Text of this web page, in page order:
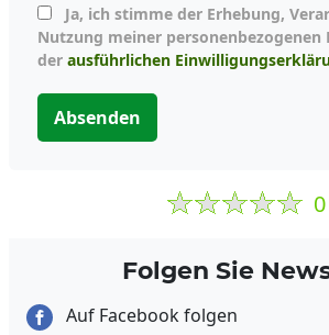
Nutzung meiner personenbezogenen
der ausführlichen
Absenden
0
Folgen Sie
Auf Facebook folgen